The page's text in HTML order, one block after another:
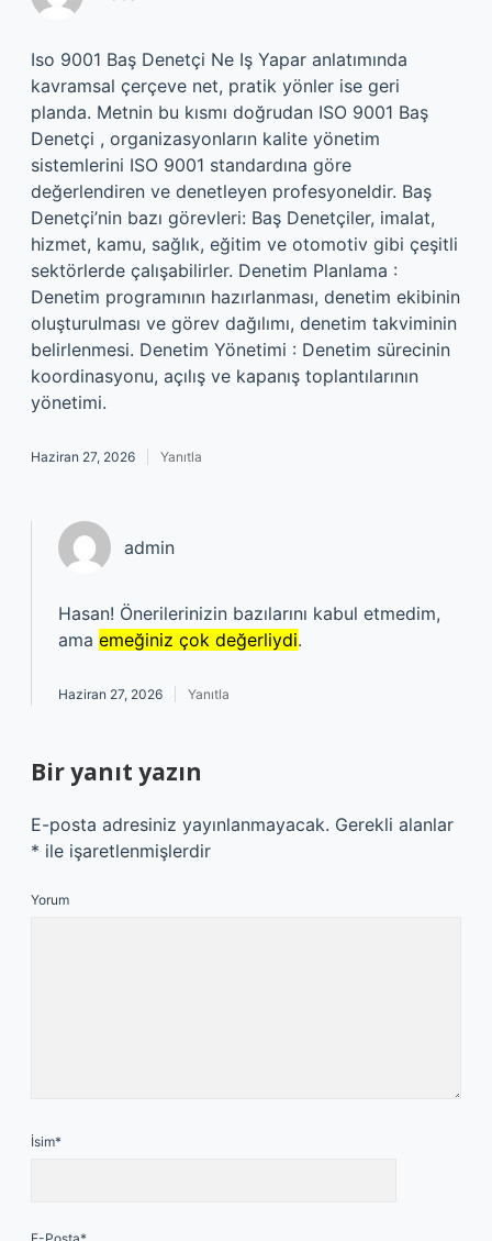
Iso 9001 Baş Denetçi Ne Iş Yapar anlatımında
kavramsal çerçeve net, pratik yönler ise geri
planda. Metnin bu kısmı doğrudan ISO 9001 Baş
Denetçi , organizasyonların kalite yönetim
sistemlerini ISO 9001 standardına göre
değerlendiren ve denetleyen profesyoneldir. Baş
Denetçi’nin bazı görevleri: Baş Denetçiler, imalat,
hizmet, kamu, sağlık, eğitim ve otomotiv gibi çeşitli
sektörlerde çalışabilirler. Denetim Planlama :
Denetim programının hazırlanması, denetim ekibinin
oluşturulması ve görev dağılımı, denetim takviminin
belirlenmesi. Denetim Yönetimi : Denetim sürecinin
koordinasyonu, açılış ve kapanış toplantılarının
yönetimi.
Haziran 27, 2026 Yanıtla
admin
Hasan! Önerilerinizin bazılarını kabul etmedim,
ama emeğiniz çok değerliydi.
Haziran 27, 2026 Yanıtla
Bir yanıt yazın
E-posta adresiniz yayınlanmayacak. Gerekli alanlar
* ile işaretlenmişlerdir
Yorum
İsim*